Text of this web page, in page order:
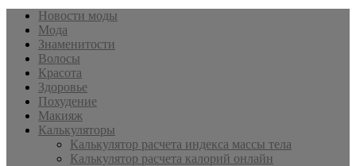
Новости моды
Мода
Знаменитости
Волосы
Красота
Здоровье
Похудение
Макияж
Калькуляторы
Калькулятор расчета индекса массы тела
Калькулятор расчета калорий онлайн